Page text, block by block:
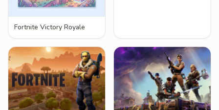
Fortnite Victory Royale